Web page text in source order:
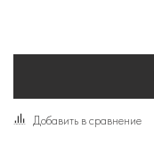
Добавить в сравнение